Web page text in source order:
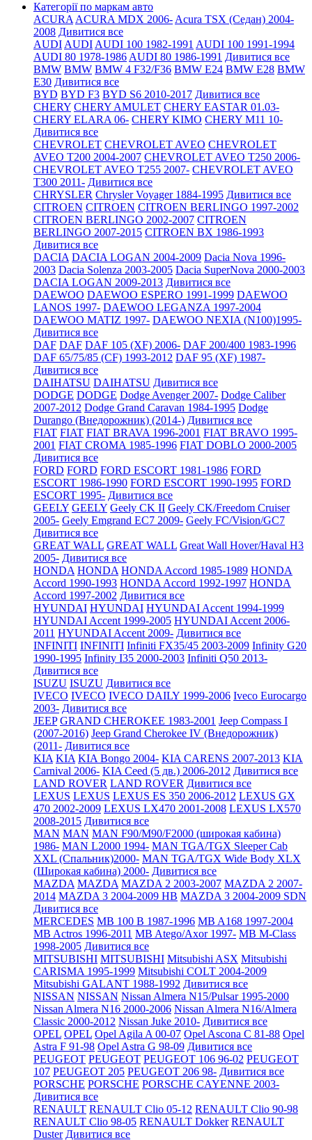
Категорії по маркам авто
ACURA ACURA MDX 2006- Acura TSX (Седан) 2004-
2008 Дивитися все
AUDI AUDI AUDI 100 1982-1991 AUDI 100 1991-1994
AUDI 80 1978-1986 AUDI 80 1986-1991 Дивитися все
BMW BMW BMW 4 F32/F36 BMW E24 BMW E28 BMW
E30 Дивитися все
BYD BYD F3 BYD S6 2010-2017 Дивитися все
CHERY CHERY AMULET CHERY EASTAR 01.03-
CHERY ELARA 06- CHERY KIMO CHERY M11 10-
Дивитися все
CHEVROLET CHEVROLET AVEO CHEVROLET
AVEO Т200 2004-2007 CHEVROLET AVEO Т250 2006-
CHEVROLET AVEO Т255 2007- CHEVROLET AVEO
Т300 2011- Дивитися все
CHRYSLER Chrysler Voyager 1884-1995 Дивитися все
CITROEN CITROEN CITROEN BERLINGO 1997-2002
CITROEN BERLINGO 2002-2007 CITROEN
BERLINGO 2007-2015 CITROEN BX 1986-1993
Дивитися все
DACIA DACIA LOGAN 2004-2009 Dacia Nova 1996-
2003 Dacia Solenza 2003-2005 Dacia SuperNova 2000-2003
DACIA LOGAN 2009-2013 Дивитися все
DAEWOO DAEWOO ESPERO 1991-1999 DAEWOO
LANOS 1997- DAEWOO LEGANZA 1997-2004
DAEWOO MATIZ 1997- DAEWOO NEXIA (N100)1995-
Дивитися все
DAF DAF DAF 105 (XF) 2006- DAF 200/400 1983-1996
DAF 65/75/85 (CF) 1993-2012 DAF 95 (XF) 1987-
Дивитися все
DAIHATSU DAIHATSU Дивитися все
DODGE DODGE Dodge Avenger 2007- Dodge Caliber
2007-2012 Dodge Grand Caravan 1984-1995 Dodge
Durango (Внедорожник) (2014-) Дивитися все
FIAT FIAT FIAT BRAVA 1996-2001 FIAT BRAVO 1995-
2001 FIAT CROMA 1985-1996 FIAT DOBLO 2000-2005
Дивитися все
FORD FORD FORD ESCORT 1981-1986 FORD
ESCORT 1986-1990 FORD ESCORT 1990-1995 FORD
ESCORT 1995- Дивитися все
GEELY GEELY Geely CK II Geely CK/Freedom Cruiser
2005- Geely Emgrand EC7 2009- Geely FC/Vision/GC7
Дивитися все
GREAT WALL GREAT WALL Great Wall Hover/Haval H3
2005- Дивитися все
HONDA HONDA HONDA Accord 1985-1989 HONDA
Accord 1990-1993 HONDA Accord 1992-1997 HONDA
Accord 1997-2002 Дивитися все
HYUNDAI HYUNDAI HYUNDAI Accent 1994-1999
HYUNDAI Accent 1999-2005 HYUNDAI Accent 2006-
2011 HYUNDAI Accent 2009- Дивитися все
INFINITI INFINITI Infiniti FX35/45 2003-2009 Infinity G20
1990-1995 Infinity I35 2000-2003 Infiniti Q50 2013-
Дивитися все
ISUZU ISUZU Дивитися все
IVECO IVECO IVECO DAILY 1999-2006 Iveco Eurocargo
2003- Дивитися все
JEEP GRAND CHEROKEE 1983-2001 Jeep Compass I
(2007-2016) Jeep Grand Cherokee IV (Внедорожник)
(2011- Дивитися все
KIA KIA KIA Bongo 2004- KIA CARENS 2007-2013 KIA
Carnival 2006- KIA Ceed (5 дв.) 2006-2012 Дивитися все
LAND ROVER LAND ROVER Дивитися все
LEXUS LEXUS LEXUS ES 350 2006-2012 LEXUS GX
470 2002-2009 LEXUS LX470 2001-2008 LEXUS LX570
2008-2015 Дивитися все
MAN MAN MAN F90/M90/F2000 (широкая кабина)
1986- MAN L2000 1994- MAN TGA/TGX Sleeper Cab
XXL (Спальник)2000- MAN TGA/TGX Wide Body XLX
(Широкая кабина) 2000- Дивитися все
MAZDA MAZDA MAZDA 2 2003-2007 MAZDA 2 2007-
2014 MAZDA 3 2004-2009 HB MAZDA 3 2004-2009 SDN
Дивитися все
MERCEDES MB 100 B 1987-1996 MB A168 1997-2004
MB Actros 1996-2011 MB Atego/Axor 1997- MB M-Class
1998-2005 Дивитися все
MITSUBISHI MITSUBISHI Mitsubishi ASX Mitsubishi
CARISMA 1995-1999 Mitsubishi COLT 2004-2009
Mitsubishi GALANT 1988-1992 Дивитися все
NISSAN NISSAN Nissan Almera N15/Pulsar 1995-2000
Nissan Almera N16 2000-2006 Nissan Almera N16/Almera
Classic 2000-2012 Nissan Juke 2010- Дивитися все
OPEL OPEL Opel Agila A 00-07 Opel Ascona C 81-88 Opel
Astra F 91-98 Opel Astra G 98-09 Дивитися все
PEUGEOT PEUGEOT PEUGEOT 106 96-02 PEUGEOT
107 PEUGEOT 205 PEUGEOT 206 98- Дивитися все
PORSCHE PORSCHE PORSCHE CAYENNE 2003-
Дивитися все
RENAULT RENAULT Clio 05-12 RENAULT Clio 90-98
RENAULT Clio 98-05 RENAULT Dokker RENAULT
Duster Дивитися все